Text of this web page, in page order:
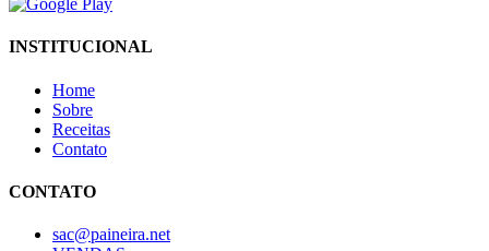
INSTITUCIONAL
Home
Sobre
Receitas
Contato
CONTATO
sac@paineira.net